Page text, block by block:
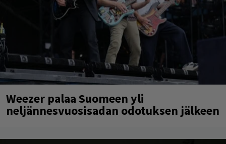
Weezer palaa Suomeen yli
neljännesvuosisadan odotuksen jälkeen